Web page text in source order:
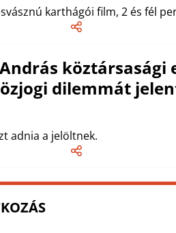
karthágói film, 2 és fél
köztársasági
dilemmát
adnia a jelöltnek.